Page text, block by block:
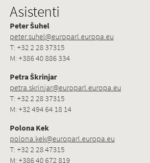
Asistenti
Peter Šuhel
peter.suhel@europarl.europa.eu
T: +32 2 28 37315
M: +386 40 886 334
Petra Škrinjar
petra.skrinjar@europarl.europa.eu
T: +32 2 28 37315
M: +32 494 64 18 14
Polona Kek
polona.kek@europarl.europa.eu
T: +32 2 28 47315
M: +386 40 672 819